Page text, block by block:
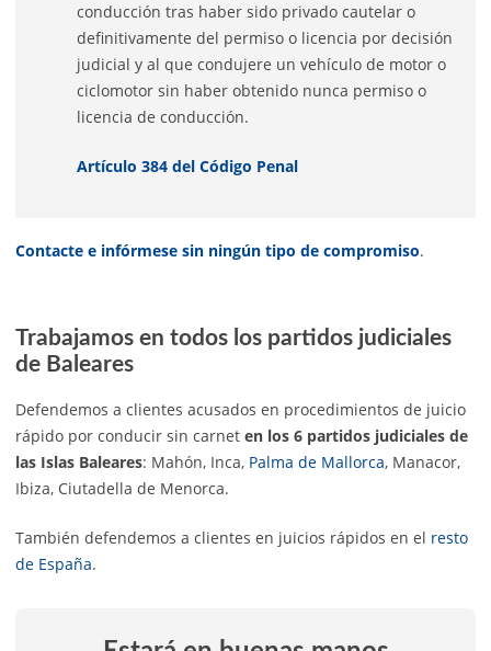
conducción tras haber sido privado cautelar o
definitivamente del permiso o licencia por decisión
judicial y al que condujere un vehículo de motor o
ciclomotor sin haber obtenido nunca permiso o
licencia de conducción.
Artículo 384 del Código Penal
Contacte e infórmese sin ningún tipo de compromiso.
Trabajamos en todos los partidos judiciales
de Baleares
Defendemos a clientes acusados en procedimientos de juicio
rápido por conducir sin carnet en los 6 partidos judiciales de
las Islas Baleares: Mahón, Inca, Palma de Mallorca, Manacor,
Ibiza, Ciutadella de Menorca.
También defendemos a clientes en juicios rápidos en el resto
de España.